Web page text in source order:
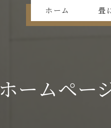
ホーム 畳
ホームペー